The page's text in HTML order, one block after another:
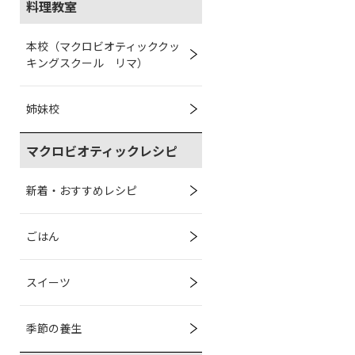
料理教室
本校（マクロビオティッククッ
キングスクール リマ）
姉妹校
マクロビオティックレシピ
新着・おすすめレシピ
ごはん
スイーツ
季節の養生